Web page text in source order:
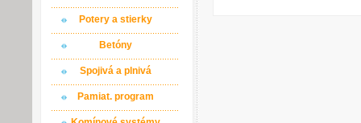
Potery a stierky
Betóny
Spojivá a plnivá
Pamiat. program